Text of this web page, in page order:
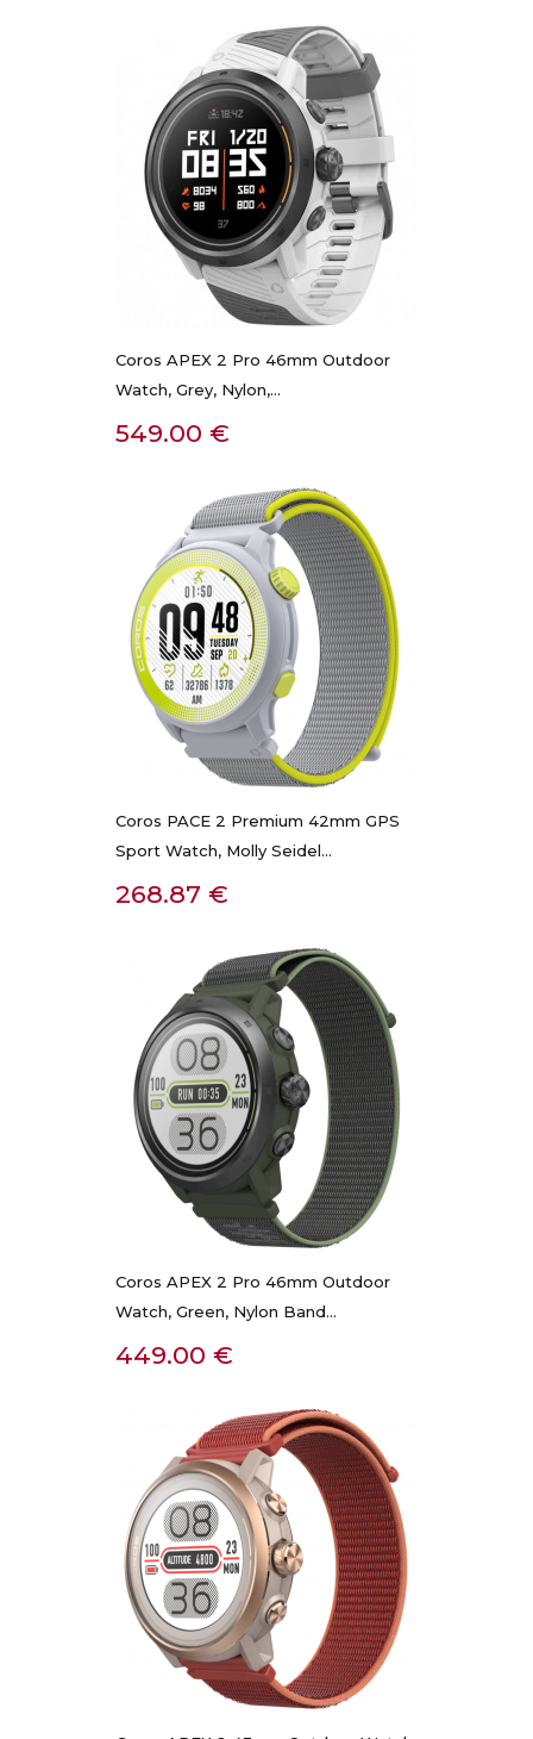
Coros APEX 2 Pro 46mm Outdoor
Watch, Grey, Nylon,...
Kaina
549.00 €
Coros PACE 2 Premium 42mm GPS
Sport Watch, Molly Seidel...
Kaina
268.87 €
Coros APEX 2 Pro 46mm Outdoor
Watch, Green, Nylon Band...
Kaina
449.00 €